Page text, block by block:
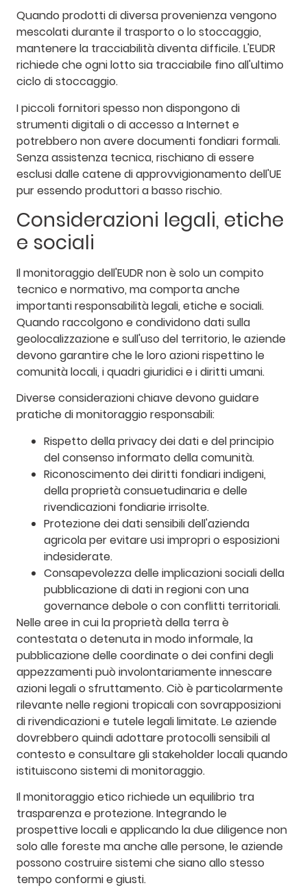
Quando prodotti di diversa provenienza vengono
mescolati durante il trasporto o lo stoccaggio,
mantenere la tracciabilità diventa difficile. L'EUDR
richiede che ogni lotto sia tracciabile fino all'ultimo
ciclo di stoccaggio.
I piccoli fornitori spesso non dispongono di
strumenti digitali o di accesso a Internet e
potrebbero non avere documenti fondiari formali.
Senza assistenza tecnica, rischiano di essere
esclusi dalle catene di approvvigionamento dell'UE
pur essendo produttori a basso rischio.
Considerazioni legali, etiche
e sociali
Il monitoraggio dell'EUDR non è solo un compito
tecnico e normativo, ma comporta anche
importanti responsabilità legali, etiche e sociali.
Quando raccolgono e condividono dati sulla
geolocalizzazione e sull'uso del territorio, le aziende
devono garantire che le loro azioni rispettino le
comunità locali, i quadri giuridici e i diritti umani.
Diverse considerazioni chiave devono guidare
pratiche di monitoraggio responsabili:
Rispetto della privacy dei dati e del principio
del consenso informato della comunità.
Riconoscimento dei diritti fondiari indigeni,
della proprietà consuetudinaria e delle
rivendicazioni fondiarie irrisolte.
Protezione dei dati sensibili dell'azienda
agricola per evitare usi impropri o esposizioni
indesiderate.
Consapevolezza delle implicazioni sociali della
pubblicazione di dati in regioni con una
governance debole o con conflitti territoriali.
Nelle aree in cui la proprietà della terra è
contestata o detenuta in modo informale, la
pubblicazione delle coordinate o dei confini degli
appezzamenti può involontariamente innescare
azioni legali o sfruttamento. Ciò è particolarmente
rilevante nelle regioni tropicali con sovrapposizioni
di rivendicazioni e tutele legali limitate. Le aziende
dovrebbero quindi adottare protocolli sensibili al
contesto e consultare gli stakeholder locali quando
istituiscono sistemi di monitoraggio.
Il monitoraggio etico richiede un equilibrio tra
trasparenza e protezione. Integrando le
prospettive locali e applicando la due diligence non
solo alle foreste ma anche alle persone, le aziende
possono costruire sistemi che siano allo stesso
tempo conformi e giusti.